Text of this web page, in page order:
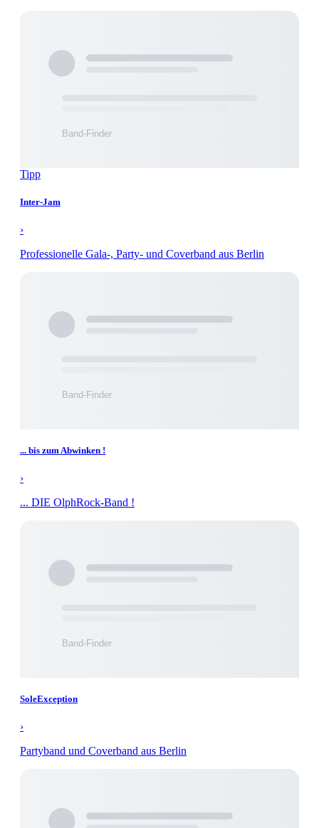
Tipp
Inter-Jam
›
Professionelle Gala-, Party- und Coverband aus Berlin
... bis zum Abwinken !
›
... DIE OlphRock-Band !
SoleException
›
Partyband und Coverband aus Berlin